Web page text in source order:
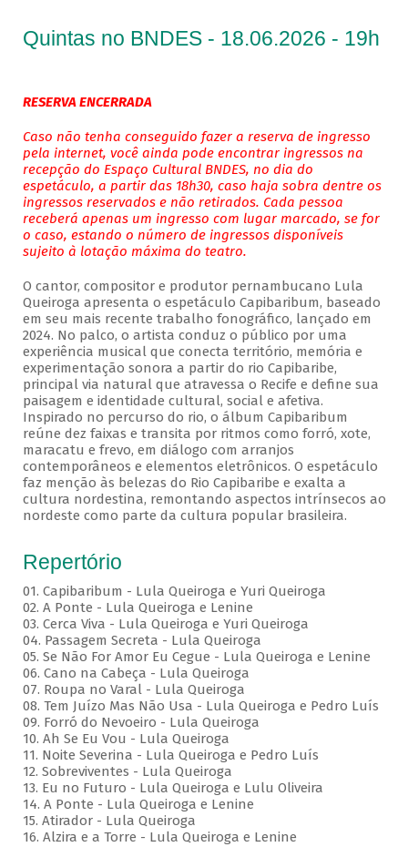
Quintas no BNDES - 18.06.2026 - 19h
RESERVA ENCERRADA
Caso não tenha conseguido fazer a reserva de ingresso
pela internet, você ainda pode encontrar ingressos na
recepção do Espaço Cultural BNDES, no dia do
espetáculo, a partir das 18h30, caso haja sobra dentre os
ingressos reservados e não retirados. Cada pessoa
receberá apenas um ingresso com lugar marcado, se for
o caso, estando o número de ingressos disponíveis
sujeito à lotação máxima do teatro.
O cantor, compositor e produtor pernambucano Lula
Queiroga apresenta o espetáculo Capibaribum, baseado
em seu mais recente trabalho fonográfico, lançado em
2024. No palco, o artista conduz o público por uma
experiência musical que conecta território, memória e
experimentação sonora a partir do rio Capibaribe,
principal via natural que atravessa o Recife e define sua
paisagem e identidade cultural, social e afetiva.
Inspirado no percurso do rio, o álbum Capibaribum
reúne dez faixas e transita por ritmos como forró, xote,
maracatu e frevo, em diálogo com arranjos
contemporâneos e elementos eletrônicos. O espetáculo
faz menção às belezas do Rio Capibaribe e exalta a
cultura nordestina, remontando aspectos intrínsecos ao
nordeste como parte da cultura popular brasileira.
Repertório
01. Capibaribum - Lula Queiroga e Yuri Queiroga
02. A Ponte - Lula Queiroga e Lenine
03. Cerca Viva - Lula Queiroga e Yuri Queiroga
04. Passagem Secreta - Lula Queiroga
05. Se Não For Amor Eu Cegue - Lula Queiroga e Lenine
06. Cano na Cabeça - Lula Queiroga
07. Roupa no Varal - Lula Queiroga
08. Tem Juízo Mas Não Usa - Lula Queiroga e Pedro Luís
09. Forró do Nevoeiro - Lula Queiroga
10. Ah Se Eu Vou - Lula Queiroga
11. Noite Severina - Lula Queiroga e Pedro Luís
12. Sobreviventes - Lula Queiroga
13. Eu no Futuro - Lula Queiroga e Lulu Oliveira
14. A Ponte - Lula Queiroga e Lenine
15. Atirador - Lula Queiroga
16. Alzira e a Torre - Lula Queiroga e Lenine